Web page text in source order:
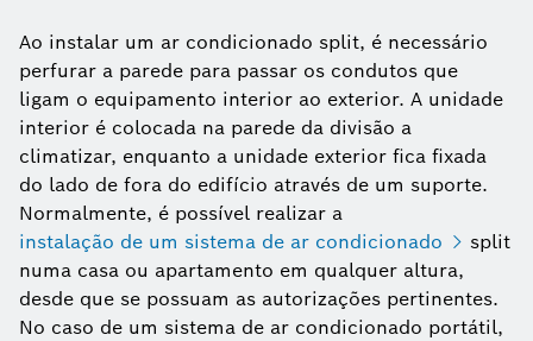
Ao instalar um ar condicionado split, é necessário
perfurar a parede para passar os condutos que
ligam o equipamento interior ao exterior. A unidade
interior é colocada na parede da divisão a
climatizar, enquanto a unidade exterior fica fixada
do lado de fora do edifício através de um suporte.
Normalmente, é possível realizar a
instalação de um sistema de ar condicionado
split
numa casa ou apartamento em qualquer altura,
desde que se possuam as autorizações pertinentes.
No caso de um sistema de ar condicionado portátil,